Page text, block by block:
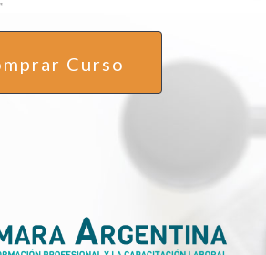
Curso